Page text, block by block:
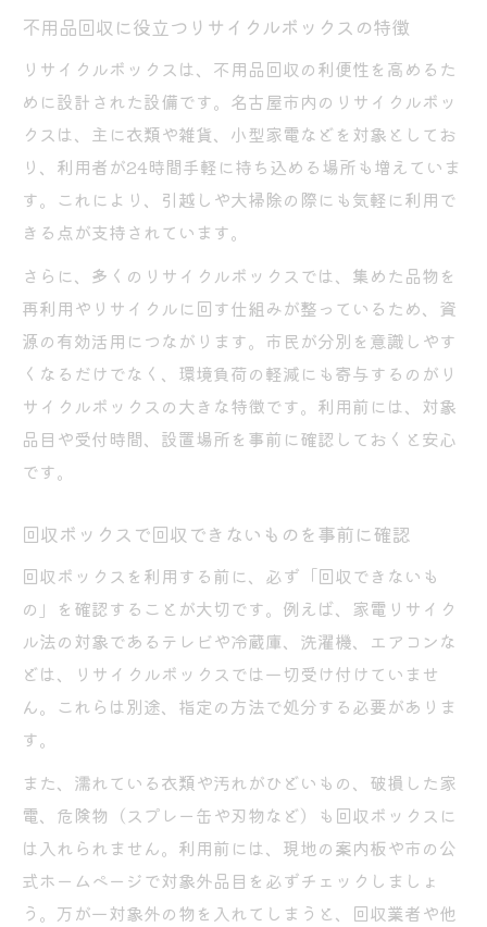
不用品回収に役立つリサイクルボックスの特徴
リサイクルボックスは、不用品回収の利便性を高めるた
めに設計された設備です。名古屋市内のリサイクルボッ
クスは、主に衣類や雑貨、小型家電などを対象としてお
り、利用者が24時間手軽に持ち込める場所も増えていま
す。これにより、引越しや大掃除の際にも気軽に利用で
きる点が支持されています。
さらに、多くのリサイクルボックスでは、集めた品物を
再利用やリサイクルに回す仕組みが整っているため、資
源の有効活用につながります。市民が分別を意識しやす
くなるだけでなく、環境負荷の軽減にも寄与するのがリ
サイクルボックスの大きな特徴です。利用前には、対象
品目や受付時間、設置場所を事前に確認しておくと安心
です。
回収ボックスで回収できないものを事前に確認
回収ボックスを利用する前に、必ず「回収できないも
の」を確認することが大切です。例えば、家電リサイク
ル法の対象であるテレビや冷蔵庫、洗濯機、エアコンな
どは、リサイクルボックスでは一切受け付けていませ
ん。これらは別途、指定の方法で処分する必要がありま
す。
また、濡れている衣類や汚れがひどいもの、破損した家
電、危険物（スプレー缶や刃物など）も回収ボックスに
は入れられません。利用前には、現地の案内板や市の公
式ホームページで対象外品目を必ずチェックしましょ
う。万が一対象外の物を入れてしまうと、回収業者や他